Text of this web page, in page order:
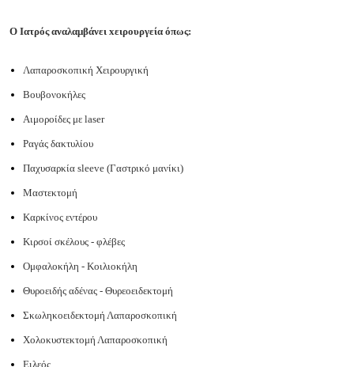
O Ιατρός αναλαμβάνει xειρουργεία όπως:
Λαπαροσκοπική Χειρουργική
Βουβονοκήλες
Αιμοροίδες με laser
Ραγάς δακτυλίου
Παχυσαρκία sleeve (Γαστρικό μανίκι)
Μαστεκτομή
Καρκίνος εντέρου
Κιρσοί σκέλους - φλέβες
Ομφαλοκήλη - Κοιλιοκήλη
Θυροειδής αδένας - Θυρεοειδεκτομή
Σκωληκοειδεκτομή Λαπαροσκοπική
Χολοκυστεκτομή Λαπαροσκοπική
Ειλεός